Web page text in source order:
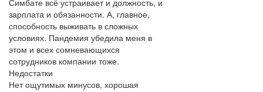
Симбате всё устраивает и должность, и
зарплата и обязанности. А, главное,
способность выживать в сложных
условиях. Пандемия убедила меня в
этом и всех сомневающихся
сотрудников компании тоже.
Недостатки
Нет ощутимых минусов, хорошая